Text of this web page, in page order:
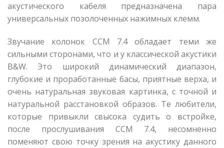
акустического кабеля предназначена пара
универсальных позолоченных нажимных клемм.
Звучание колонок CCM 7.4 обладает теми же
сильными сторонами, что и у классической акустики
B&W. Это широкий динамический диапазон,
глубокие и проработанные басы, приятные верха, и
очень натуральная звуковая картинка, с точной и
натуральной расстановкой образов. Те любители,
которые привыкли свысока судить о встройке,
после прослушивания CCM 7.4, несомненно
поменяют свою точку зрения на акустику данного